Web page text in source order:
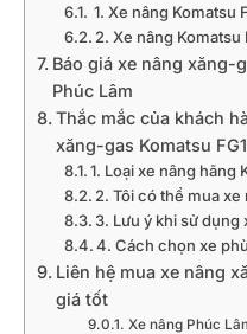
1. Xe nâng Komatsu
2. Xe nâng Komatsu
Báo giá xe nâng xăng-
Phúc Lâm
Thắc mắc của khách
xăng-gas Komatsu
1. Loại xe nâng hãng
2. Tôi có thể mua xe
3. Lưu ý khi sử dụng
4. Cách chọn xe
Liên hệ mua xe nâng
giá tốt
Xe nâng Phúc